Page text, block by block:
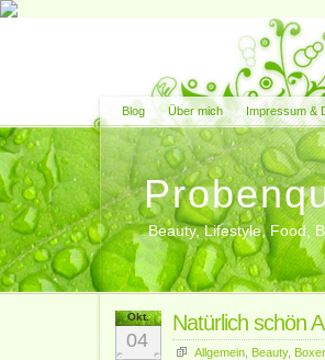
Blog Über mich Impressum &
Beauty, Lifestyle, Food,
Okt.
04
Natürlich schön
Allgemein Beauty,